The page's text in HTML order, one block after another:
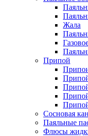
Жала
Припой
Сосновая
Паяльные
Флюсы